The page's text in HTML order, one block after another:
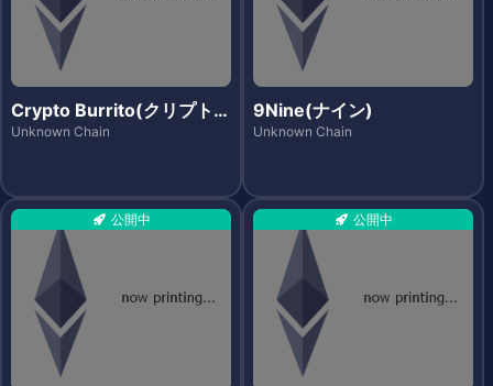
Crypto Burrito(クリプトブ
リート)
Unknown Chain
9Nine(ナイン)
Unknown Chain
公開中 公開中